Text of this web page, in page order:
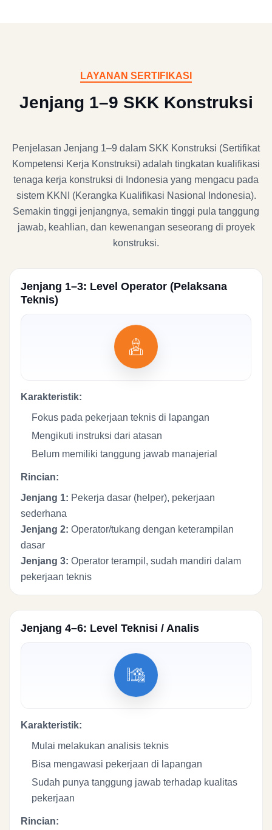
LAYANAN SERTIFIKASI
Jenjang 1–9 SKK Konstruksi
Penjelasan Jenjang 1–9 dalam SKK Konstruksi (Sertifikat
Kompetensi Kerja Konstruksi) adalah tingkatan kualifikasi
tenaga kerja konstruksi di Indonesia yang mengacu pada
sistem KKNI (Kerangka Kualifikasi Nasional Indonesia).
Semakin tinggi jenjangnya, semakin tinggi pula tanggung
jawab, keahlian, dan kewenangan seseorang di proyek
konstruksi.
Jenjang 1–3: Level Operator (Pelaksana
Teknis)
Karakteristik:
Fokus pada pekerjaan teknis di lapangan
Mengikuti instruksi dari atasan
Belum memiliki tanggung jawab manajerial
Rincian:
Jenjang 1: Pekerja dasar (helper), pekerjaan
sederhana
Jenjang 2: Operator/tukang dengan keterampilan
dasar
Jenjang 3: Operator terampil, sudah mandiri dalam
pekerjaan teknis
Jenjang 4–6: Level Teknisi / Analis
Karakteristik:
Mulai melakukan analisis teknis
Bisa mengawasi pekerjaan di lapangan
Sudah punya tanggung jawab terhadap kualitas
pekerjaan
Rincian: